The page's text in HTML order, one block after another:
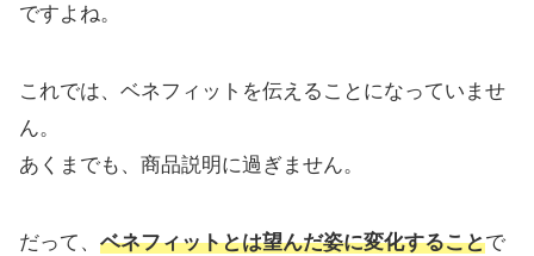
ですよね。
これでは、ベネフィットを伝えることになっていませ
ん。
あくまでも、商品説明に過ぎません。
だって、 ベネフィットとは望んだ姿に変化することで